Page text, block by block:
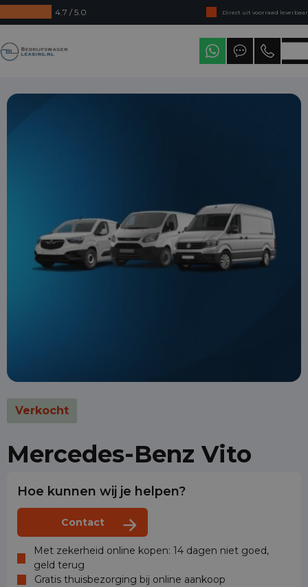
4.7 / 5.0
Direct uit voorraad leverbaar
Levering in heel Nederland
Verkocht
Mercedes-Benz Vito
Hoe kunnen wij je helpen?
Contact
Met zekerheid online kopen: 14 dagen niet goed,
geld terug
Gratis thuisbezorging bij online aankoop